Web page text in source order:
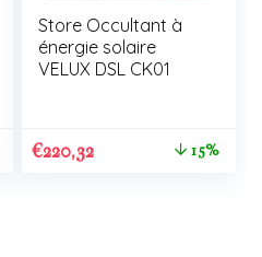
Store Occultant à
énergie solaire
VELUX DSL CK01
€220,32 15%